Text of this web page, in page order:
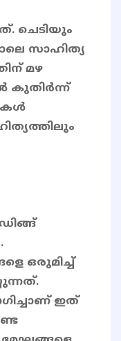
ചെടിയും
സാഹിത്യ
മഴ
കുതിർന്ന്
ഒരുമിച്ച്
ഇത്